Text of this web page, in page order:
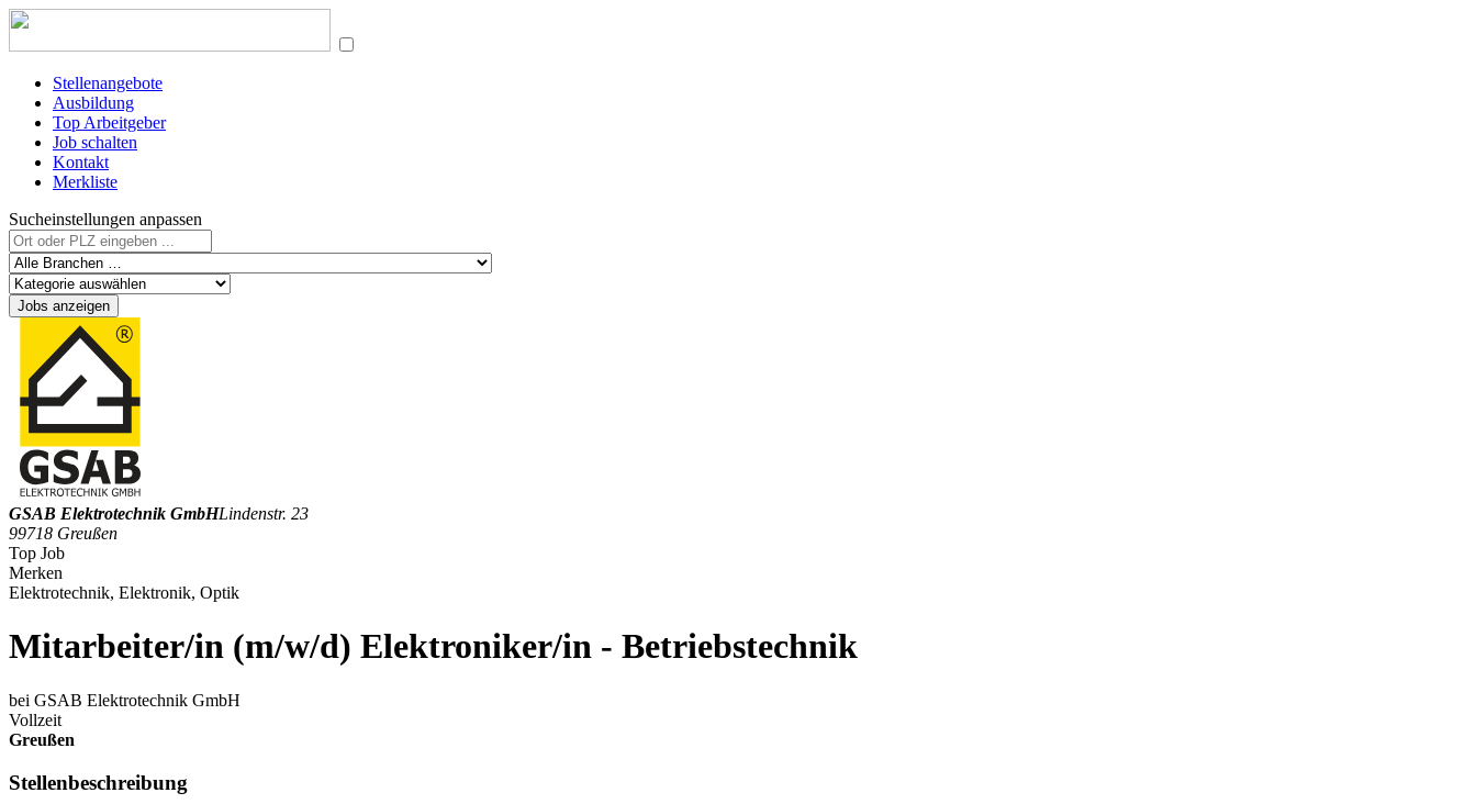
Stellenangebote
Ausbildung
Top Arbeitgeber
Job schalten
Kontakt
Merkliste
Sucheinstellungen anpassen
Jobs anzeigen
GSAB Elektrotechnik GmbHLindenstr. 23
99718 Greußen
Top Job
Merken
Elektrotechnik, Elektronik, Optik
Mitarbeiter/in (m/w/d) Elektroniker/in - Betriebstechnik
bei GSAB Elektrotechnik GmbH
Vollzeit
Greußen
Stellenbeschreibung